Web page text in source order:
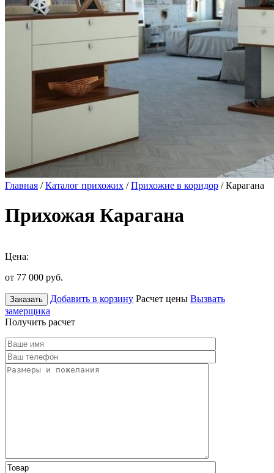
Главная /Каталог прихожих /Прихожие в коридор / Карагана
Прихожая Карагана
Цена:
от 77 000 руб.
Заказать Добавить в корзину Расчет цены Вызвать
замерщика
Получить расчет